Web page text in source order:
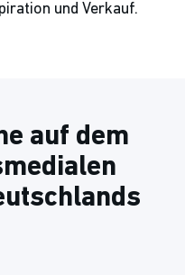
und Verkauf.
auf dem